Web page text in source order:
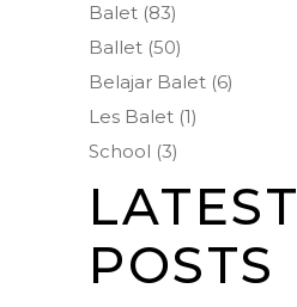
Balet (83)
Ballet (50)
Belajar Balet (6)
Les Balet (1)
School (3)
LATEST
POSTS